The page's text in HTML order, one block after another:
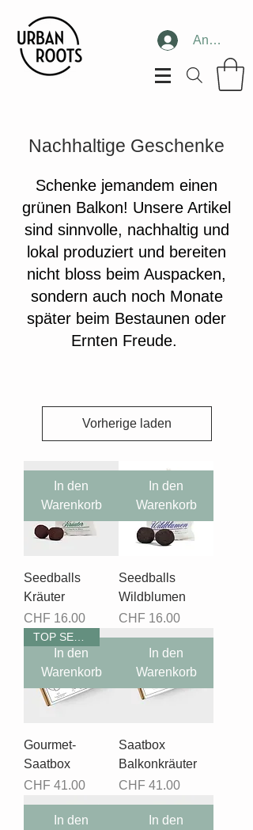
Anmelden
Nachhaltige Geschenke
Schenke jemandem einen
grünen Balkon! Unsere Artikel
sind sinnvolle, nachhaltig und
lokal produziert und bereiten
nicht bloss beim Auspacken,
sondern auch noch Monate
später beim Bestaunen oder
Ernten Freude.
Vorherige laden
In den
Warenkorb
Seedballs
Kräuter
Preis
CHF 16.00
In den
Warenkorb
Seedballs
Wildblumen
Preis
CHF 16.00
In den
Warenkorb
Gourmet-
Saatbox
Preis
CHF 41.00
In den
Warenkorb
Saatbox
Balkonkräuter
Preis
CHF 41.00
In den
In den